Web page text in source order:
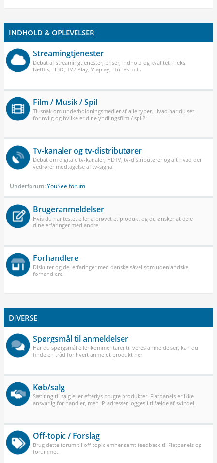
INDHOLD & OPLEVELSER
Streamingtjenester
Debat af streamingtjenester, priser, indhold og kvalitet. F.eks.
Netflix, HBO, TV2 Play, Viaplay, iTunes m.fl.
Film / Musik / Spil
Til snak om underholdningsmedier af alle typer. Hvad har du set
for nylig og hvilke er dine yndlingsfilm / spil?
Tv-kanaler og tv-distributører
Debat om digitale tv-kanaler, HDTV, tv-distributører og alt hvad der
vedrører modtagelse af tv-signal
Underforum:YouSee forum
Brugeranmeldelser
Hvis du har testet eller afprøvet et produkt og du ønsker at dele
dine erfaringer med andre.
Forhandlere
Diskuter og del erfaringer med danske såvel som udenlandske
forhandlere.
DIVERSE
Spørgsmål til anmeldelser
Har du spørgsmål eller kommentarer til vores anmeldelser, kan du
finde en tråd for hvert anmeldt produkt her.
Køb/salg
Sæt ting til salg eller efterlys brugte produkter. Flatpanels er ikke
ansvarlig for handler, men IP-adresser logges i tilfælde af svindel.
Off-topic / Forslag
Brug dette forum til off-topic emner samt feedback til Flatpanels og
forummet.